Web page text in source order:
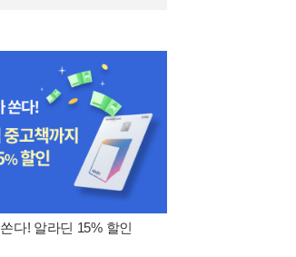
다! 알라딘 15% 할인